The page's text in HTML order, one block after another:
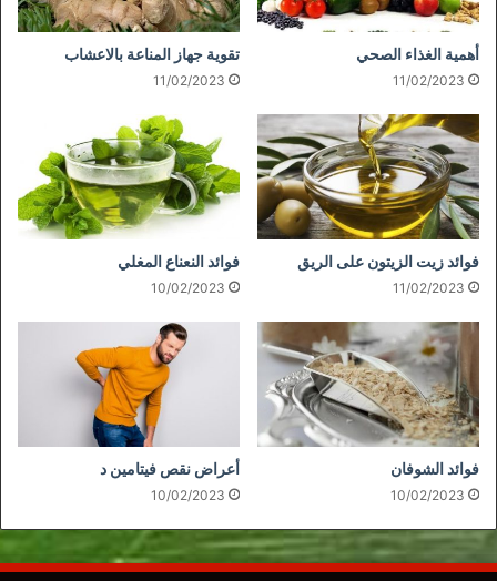
أهمية الغذاء الصحي
11/02/2023
تقوية جهاز المناعة بالاعشاب
11/02/2023
فوائد زيت الزيتون على الريق
11/02/2023
فوائد النعناع المغلي
10/02/2023
فوائد الشوفان
10/02/2023
أعراض نقص فيتامين د
10/02/2023